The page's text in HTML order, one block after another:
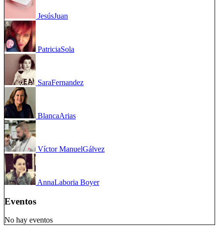
JesúsJuan
PatriciaSola
SaraFernandez
BlancaArias
Víctor ManuelGálvez
AnnaLaboria Boyer
Eventos
No hay eventos